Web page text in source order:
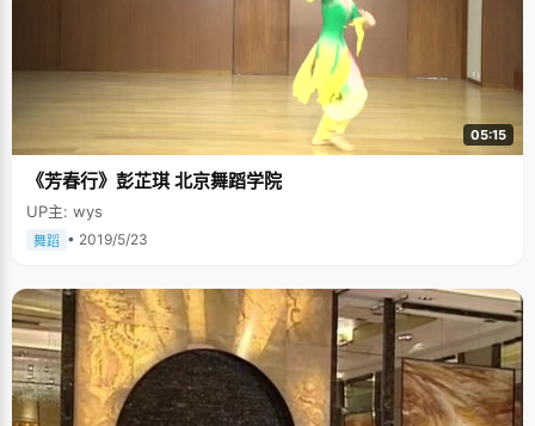
05:15
《芳春行》彭芷琪 北京舞蹈学院
UP主: wys
舞蹈 • 2019/5/23